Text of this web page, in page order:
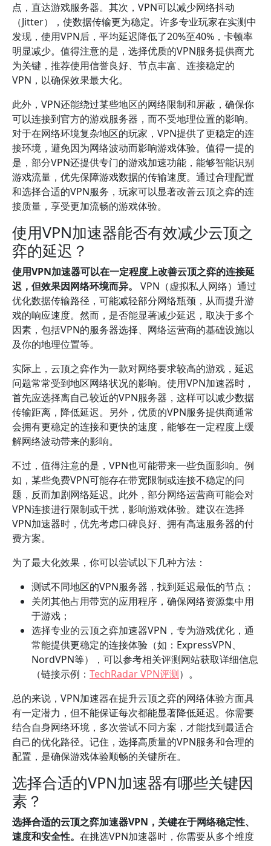
点，直达游戏服务器。其次，VPN可以减少网络抖动
（Jitter），使数据传输更为稳定。许多专业玩家在实测中
发现，使用VPN后，平均延迟降低了20%至40%，卡顿率
明显减少。值得注意的是，选择优质的VPN服务提供商尤
为关键，推荐使用信誉良好、节点丰富、连接稳定的
VPN，以确保效果最大化。
此外，VPN还能绕过某些地区的网络限制和屏蔽，确保你
可以连接到官方的游戏服务器，而不受地理位置的影响。
对于在网络环境复杂地区的玩家，VPN提供了更稳定的连
接环境，避免因为网络波动而影响游戏体验。值得一提的
是，部分VPN还提供专门的游戏加速功能，能够智能识别
游戏流量，优先保障游戏数据的传输速度。通过合理配置
和选择合适的VPN服务，玩家可以显著改善云顶之弈的连
接质量，享受更加流畅的游戏体验。
使用VPN加速器能否有效减少云顶之
弈的延迟？
使用VPN加速器可以在一定程度上改善云顶之弈的连接延
迟，但效果因网络环境而异。
VPN（虚拟私人网络）通过
优化数据传输路径，可能减轻部分网络瓶颈，从而提升游
戏的响应速度。然而，是否能显著减少延迟，取决于多个
因素，包括VPN的服务器选择、网络运营商的基础设施以
及你的地理位置等。
实际上，云顶之弈作为一款对网络要求较高的游戏，延迟
问题常常受到地区网络状况的影响。使用VPN加速器时，
首先应选择离自己较近的VPN服务器，这样可以减少数据
传输距离，降低延迟。另外，优质的VPN服务提供商通常
会拥有更稳定的连接和更快的速度，能够在一定程度上缓
解网络波动带来的影响。
不过，值得注意的是，VPN也可能带来一些负面影响。例
如，某些免费VPN可能存在带宽限制或连接不稳定的问
题，反而加剧网络延迟。此外，部分网络运营商可能会对
VPN连接进行限制或干扰，影响游戏体验。建议在选择
VPN加速器时，优先考虑口碑良好、拥有高速服务器的付
费方案。
为了最大化效果，你可以尝试以下几种方法：
测试不同地区的VPN服务器，找到延迟最低的节点；
关闭其他占用带宽的应用程序，确保网络资源集中用
于游戏；
选择专业的云顶之弈加速器VPN，专为游戏优化，通
常能提供更稳定的连接体验（如：ExpressVPN、
NordVPN等），可以参考相关评测网站获取详细信息
（链接示例： TechRadar VPN评测）。
总的来说，VPN加速器在提升云顶之弈的网络体验方面具
有一定潜力，但不能保证每次都能显著降低延迟。你需要
结合自身网络环境，多次尝试不同方案，才能找到最适合
自己的优化路径。记住，选择高质量的VPN服务和合理的
配置，是确保游戏体验顺畅的关键所在。
选择合适的VPN加速器有哪些关键因
素？
选择合适的云顶之弈加速器VPN，关键在于网络稳定性、
速度和安全性。 在挑选VPN加速器时，你需要从多个维度